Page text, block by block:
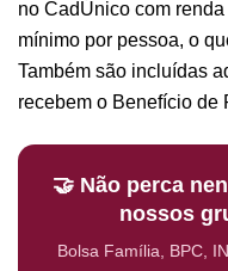
no CadÚnico com
mínimo por pessoa, o
Também são incluídas
recebem o Benefício de
🤝 Não perca
nossos
Bolsa Família, BPC,